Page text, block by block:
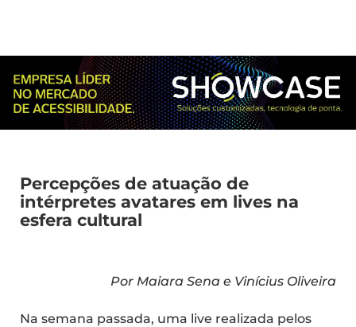
Percepções de atuação de
intérpretes avatares em lives na
esfera cultural
Por Maiara Sena e Vinícius Oliveira
Na semana passada, uma live realizada pelos